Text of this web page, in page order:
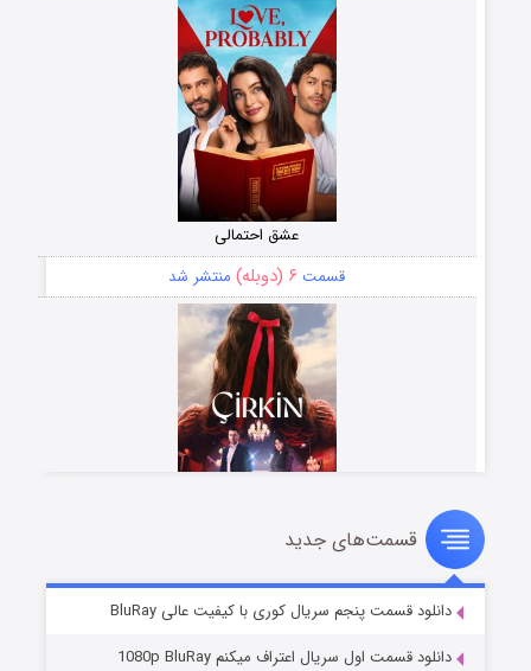
عشق احتمالی
قسمت ۶ (دوبله) منتشر شد
سریال زشت
قسمت۵ (زیرنویس) منتشر شد
قسمت‌های جدید
دانلود قسمت پنجم سریال کوری با کیفیت عالی BluRay
دانلود قسمت اول سریال اعتراف میکنم 1080p BluRay